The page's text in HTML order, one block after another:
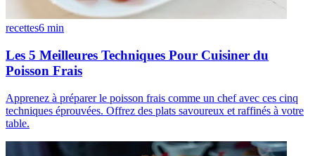
recettes6 min
Les 5 Meilleures Techniques Pour Cuisiner du
Poisson Frais
Apprenez à préparer le poisson frais comme un chef avec ces cinq
techniques éprouvées. Offrez des plats savoureux et raffinés à votre
table.